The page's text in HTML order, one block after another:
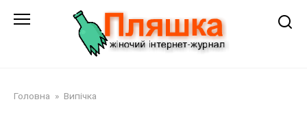
Головна » Випічка